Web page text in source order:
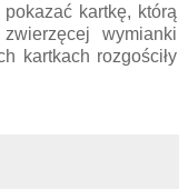
kartkę, którą
wymianki
kartkach rozgościły